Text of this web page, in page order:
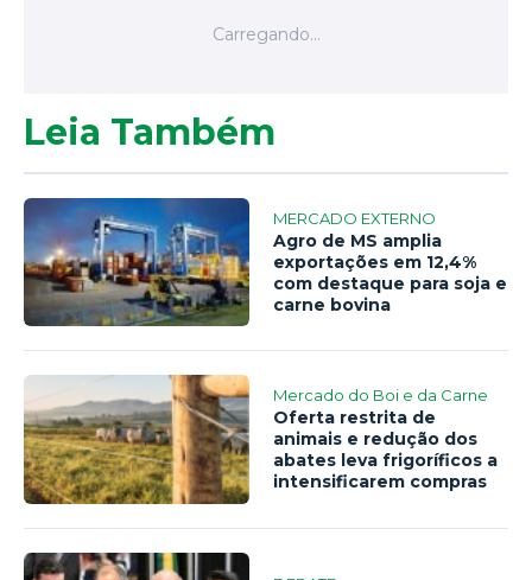
Leia Também
MERCADO EXTERNO
Agro de MS amplia
exportações em 12,4%
com destaque para soja e
carne bovina
Mercado do Boi e da Carne
Oferta restrita de
animais e redução dos
abates leva frigoríficos a
intensificarem compras